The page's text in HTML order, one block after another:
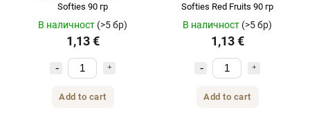
Softies 90 гр
В наличност (>5 бр)
1,13 €
Add to cart
Softies Red Fruits 90 гр
В наличност (>5 бр)
1,13 €
Add to cart